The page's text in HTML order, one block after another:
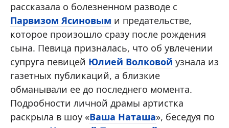
рассказала о болезненном разводе с
Парвизом Ясиновым и предательстве,
которое произошло сразу после рождения
сына. Певица призналась, что об увлечении
супруга певицей Юлией Волковой узнала из
газетных публикаций, а близкие
обманывали ее до последнего момента.
Подробности личной драмы артистка
раскрыла в шоу «Ваша Наташа», беседуя по